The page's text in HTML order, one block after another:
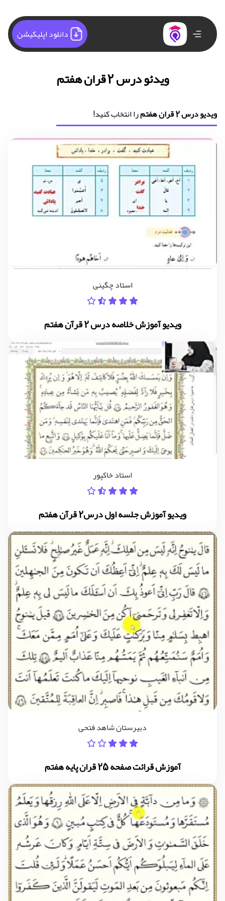
دانلود اپلیکیشن
ویدئو درس 2 قران هفتم
ویدیو درس 2 قران هفتم را انتخاب کنید!
استاد چگینی
ویدیو آموزش خلاصه درس 2 قرآن هفتم
استاد خاکپور
ویدیو آموزش جلسه اول درس2 قرآن هفتم
دبیرستان شاهد فتحی
آموزش قرائت صفحه 25 قران پایه هفتم